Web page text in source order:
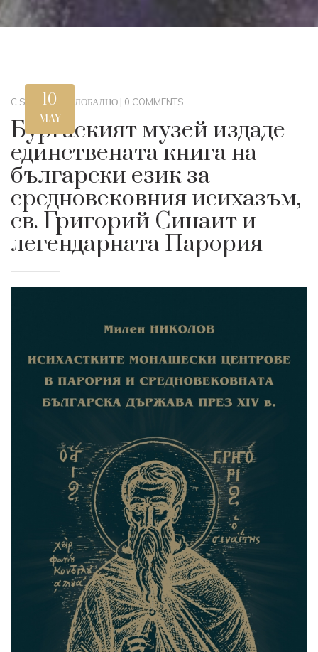
10
MAY
C.STEWART ГЛОБАЛНО | 0 COMMENTS
Бургаският музей издаде
единствената книга на
български език за
средновековния исихазъм,
св. Григорий Синаит и
легендарната Парория